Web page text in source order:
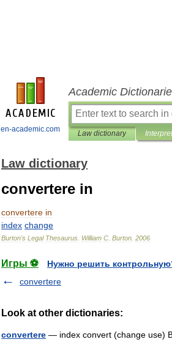
en-academic.com
Academic
Law dictionary
Law dictionary
convertere in
convertere in
index change
Burton's Legal Thesaurus William C Burton 2006
Игры ⚽
Нужно решить
convertere
Look at other dictionaries:
convertere — index convert (change use)